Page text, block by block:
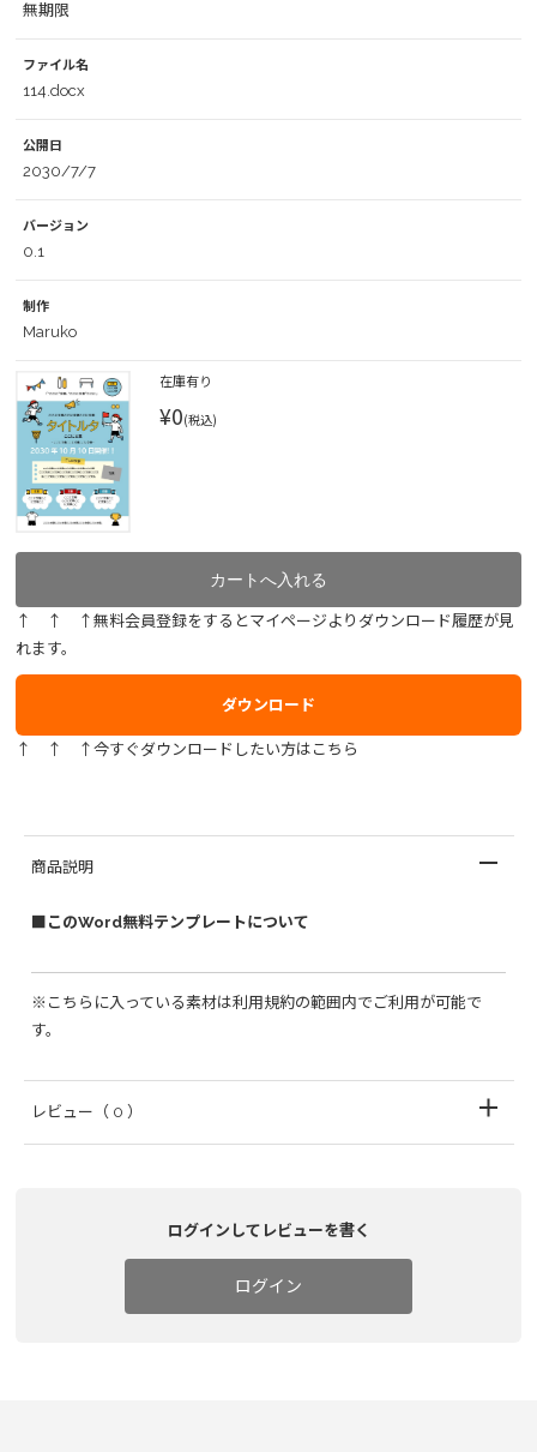
無期限
ファイル名
114.docx
公開日
2030/7/7
バージョン
0.1
制作
Maruko
在庫有り
¥0(税込)
↑ ↑ ↑無料会員登録をするとマイページよりダウンロード履歴が見
れます。
ダウンロード
↑ ↑ ↑今すぐダウンロードしたい方はこちら
商品説明
■このWord無料テンプレートについて
※こちらに入っている素材は利用規約の範囲内でご利用が可能で
す。
レビュー （ 0 ）
ログインしてレビューを書く
ログイン